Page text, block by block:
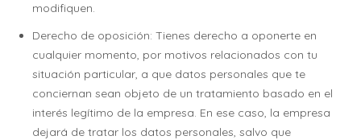
modifiquen.
Derecho de oposición: Tienes derecho a oponerte en
cualquier momento, por motivos relacionados con tu
situación particular, a que datos personales que te
conciernan sean objeto de un tratamiento basado en el
interés legítimo de la empresa. En ese caso, la empresa
dejará de tratar los datos personales, salvo que